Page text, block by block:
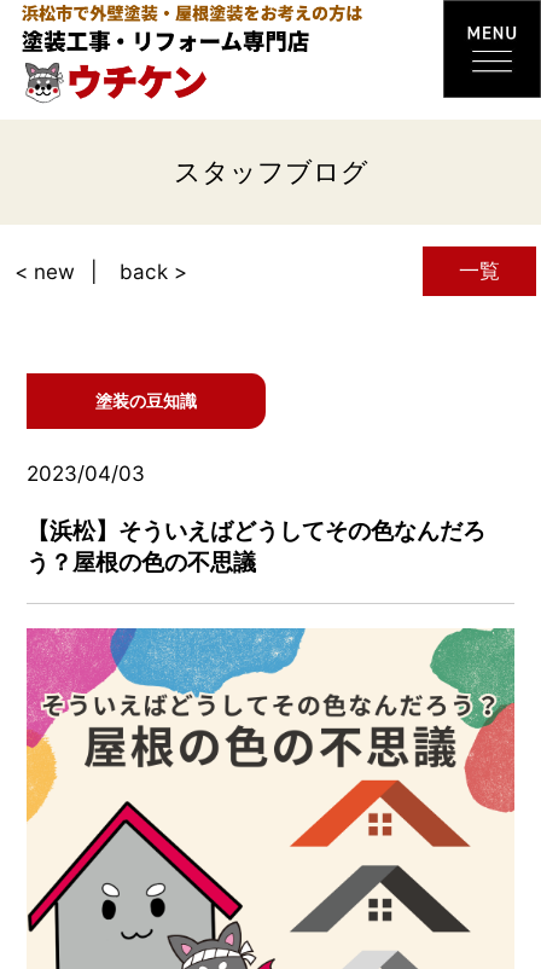
スタッフブログ
一覧
< new back >
塗装の豆知識
2023/04/03
【浜松】そういえばどうしてその色なんだろ
う？屋根の色の不思議